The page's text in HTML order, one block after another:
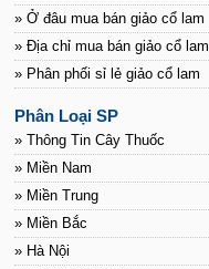
» Ở đâu mua bán giảo cổ lam
» Địa chỉ mua bán giảo cổ lam
» Phân phối sỉ lẻ giảo cổ lam
Phân Loại SP
» Thông Tin Cây Thuốc
» Miền Nam
» Miền Trung
» Miền Bắc
» Hà Nội